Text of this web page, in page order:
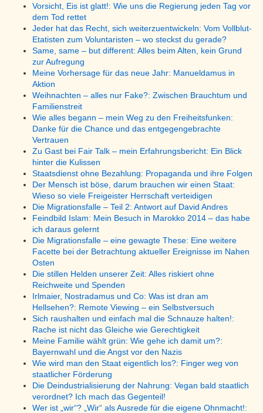
Vorsicht, Eis ist glatt!: Wie uns die Regierung jeden Tag vor
dem Tod rettet
Jeder hat das Recht, sich weiterzuentwickeln: Vom Vollblut-
Etatisten zum Voluntaristen – wo steckst du gerade?
Same, same – but different: Alles beim Alten, kein Grund
zur Aufregung
Meine Vorhersage für das neue Jahr: Manueldamus in
Aktion
Weihnachten – alles nur Fake?: Zwischen Brauchtum und
Familienstreit
Wie alles begann – mein Weg zu den Freiheitsfunken:
Danke für die Chance und das entgegengebrachte
Vertrauen
Zu Gast bei Fair Talk – mein Erfahrungsbericht: Ein Blick
hinter die Kulissen
Staatsdienst ohne Bezahlung: Propaganda und ihre Folgen
Der Mensch ist böse, darum brauchen wir einen Staat:
Wieso so viele Freigeister Herrschaft verteidigen
Die Migrationsfalle – Teil 2: Antwort auf David Andres
Feindbild Islam: Mein Besuch in Marokko 2014 – das habe
ich daraus gelernt
Die Migrationsfalle – eine gewagte These: Eine weitere
Facette bei der Betrachtung aktueller Ereignisse im Nahen
Osten
Die stillen Helden unserer Zeit: Alles riskiert ohne
Reichweite und Spenden
Irlmaier, Nostradamus und Co: Was ist dran am
Hellsehen?: Remote Viewing – ein Selbstversuch
Sich raushalten und einfach mal die Schnauze halten!:
Rache ist nicht das Gleiche wie Gerechtigkeit
Meine Familie wählt grün: Wie gehe ich damit um?:
Bayernwahl und die Angst vor den Nazis
Wie wird man den Staat eigentlich los?: Finger weg von
staatlicher Förderung
Die Deindustrialisierung der Nahrung: Vegan bald staatlich
verordnet? Ich mach das Gegenteil!
Wer ist „wir“? „Wir“ als Ausrede für die eigene Ohnmacht!: